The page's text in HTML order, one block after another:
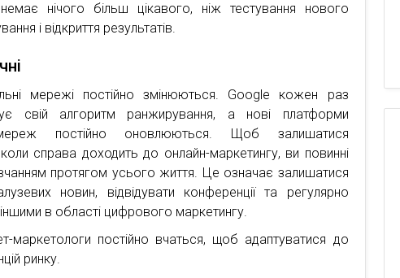
нічого більш цікавого, ніж тестування нового
і відкриття результатів.
мережі постійно змінюються. Google кожен раз
свій алгоритм ранжирування, а нові платформи
постійно оновлюються. Щоб залишатися
справа доходить до онлайн-маркетингу, ви повинні
протягом усього життя. Це означає залишатися
новин, відвідувати конференції та регулярно
іншими в області цифрового маркетингу.
маркетологи постійно вчаться, щоб адаптуватися до
ринку.